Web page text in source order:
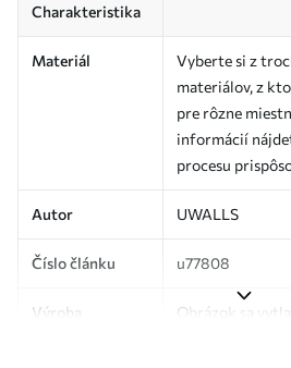
Charakteristika
Materiál
Vyberte si z
materiálov, z
pre rôzne
informácií
procesu
Autor UWALLS
Číslo článku u77808
Výroba
Obrázok sa